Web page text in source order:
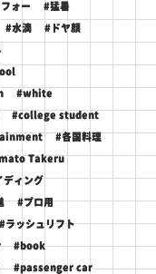
ォー #猛暑
#水滴 #ドヤ顔
#white
#college student
#各国料理
Takeru
ディング
#プロ用
ラッシュリフト
#book
#passenger car